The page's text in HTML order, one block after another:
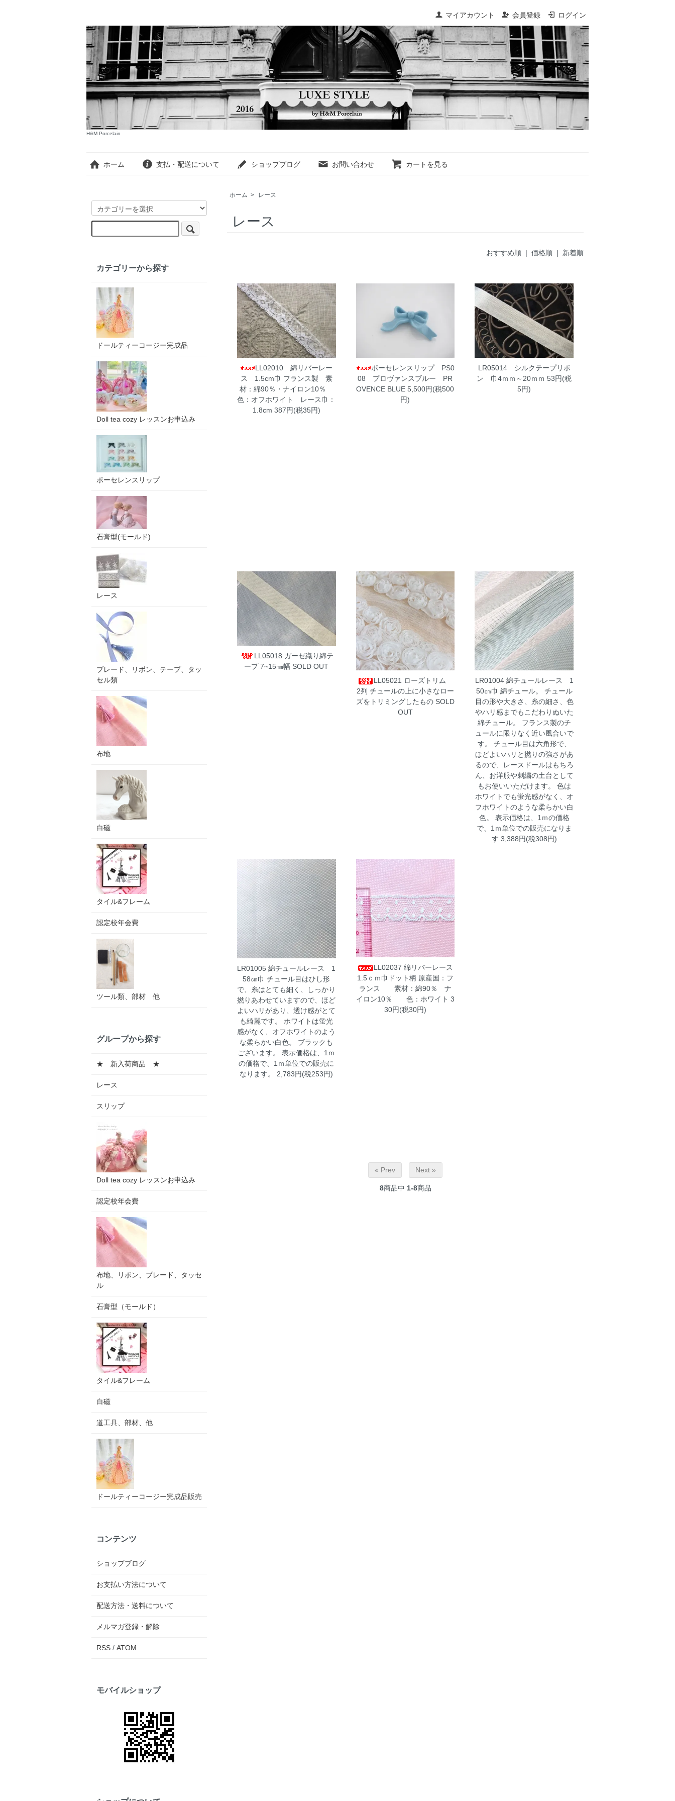
マイアカウント 会員登録 ログイン
H&M Porcelain
ホーム 支払・配送について ショップブログ お問い合わせ カートを見る
ホーム > レース
レース
おすすめ順 | 価格順 | 新着順
LL02010 綿リバーレー
ス 1.5cm巾 フランス製 素
材：綿90％・ナイロン10％
色：オフホワイト レース巾：
1.8cm 387円(税35円)
ポーセレンスリップ PS0
08 プロヴァンスブルー PR
OVENCE BLUE 5,500円(税500
円)
LR05014 シルクテープリボ
ン 巾4ｍｍ～20ｍｍ 53円(税
5円)
LL05018 ガーゼ織り綿テ
ープ 7~15㎜幅 SOLD OUT
LL05021 ローズトリム
2列 チュールの上に小さなロー
ズをトリミングしたもの SOLD
OUT
LR01004 綿チュールレース 1
50㎝巾 綿チュール。 チュール
目の形や大きさ、糸の細さ、色
やハリ感までもこだわりぬいた
綿チュール。 フランス製のチ
ュールに限りなく近い風合いで
す。 チュール目は六角形で、
ほどよいハリと撚りの強さがあ
るので、レースドールはもちろ
ん、お洋服や刺繍の土台として
もお使いいただけます。 色は
ホワイトでも蛍光感がなく、オ
フホワイトのような柔らかい白
色。 表示価格は、1ｍの価格
で、1ｍ単位での販売になりま
す 3,388円(税308円)
LR01005 綿チュールレース 1
58㎝巾 チュール目はひし形
で、糸はとても細く、しっかり
撚りあわせていますので、ほど
よいハリがあり、透け感がとて
も綺麗です。 ホワイトは蛍光
感がなく、オフホワイトのよう
な柔らかい白色。 ブラックも
ございます。 表示価格は、1ｍ
の価格で、1ｍ単位での販売に
なります。 2,783円(税253円)
LL02037 綿リバーレース
1.5ｃｍ巾ドット柄 原産国：フ
ランス 素材：綿90％ ナ
イロン10％ 色：ホワイト 3
30円(税30円)
« Prev Next »
8商品中 1-8商品
カテゴリーから探す
ドールティーコージー完成品
Doll tea cozy レッスンお申込み
ポーセレンスリップ
石膏型(モールド)
レース
ブレード、リボン、テープ、タッ
セル類
布地
白磁
タイル&フレーム
認定校年会費
ツール類、部材 他
グループから探す
★ 新入荷商品 ★
レース
スリップ
Doll tea cozy レッスンお申込み
認定校年会費
布地、リボン、ブレード、タッセ
ル
石膏型（モールド）
タイル&フレーム
白磁
道工具、部材、他
ドールティーコージー完成品販売
コンテンツ
ショップブログ
お支払い方法について
配送方法・送料について
メルマガ登録・解除
RSS / ATOM
モバイルショップ